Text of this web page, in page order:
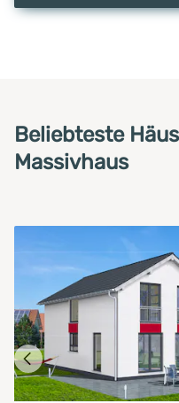
Beliebteste
Massivhaus
Vorheriges
Haus